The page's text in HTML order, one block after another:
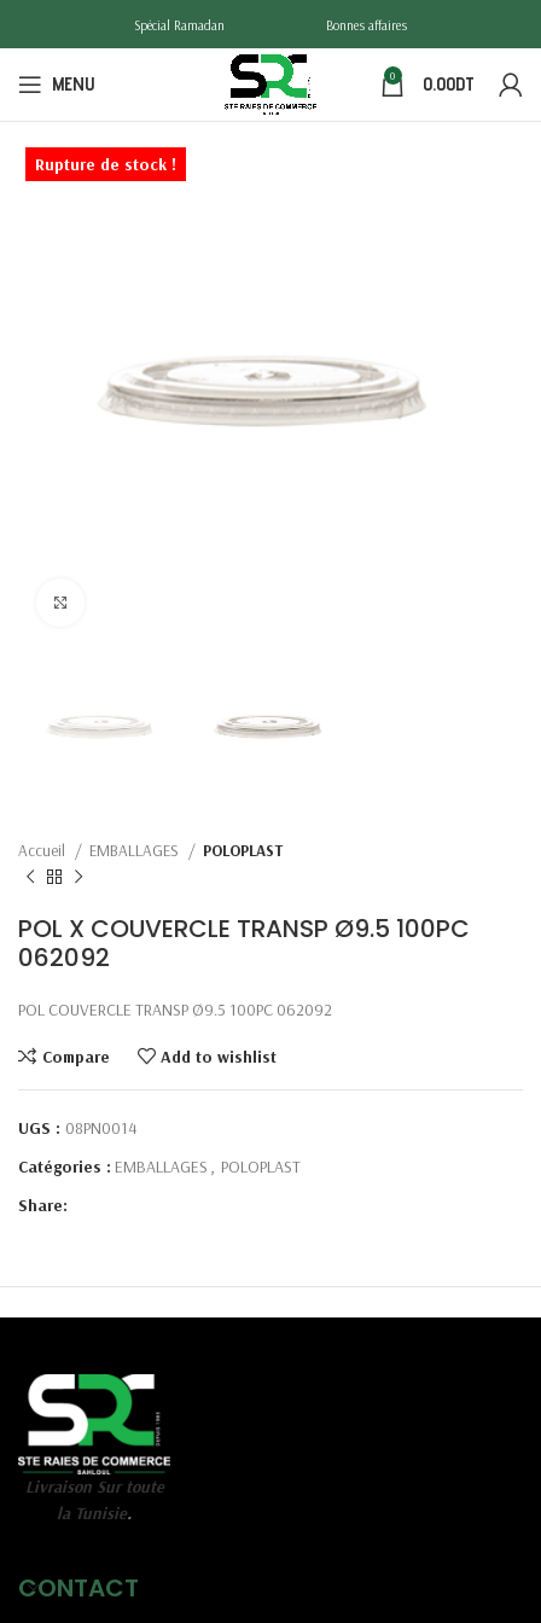
Spécial Ramadan Bonnes affaires
MENU 0 0.00DT
Rupture de stock !
Accueil EMBALLAGES POLOPLAST
POL X COUVERCLE TRANSP Ø9.5 100PC
062092
POL COUVERCLE TRANSP Ø9.5 100PC 062092
Compare Add to wishlist
UGS : 08PN0014
Catégories : EMBALLAGES , POLOPLAST
Share:
Livraison Sur toute
la Tunisie.
CONTACT